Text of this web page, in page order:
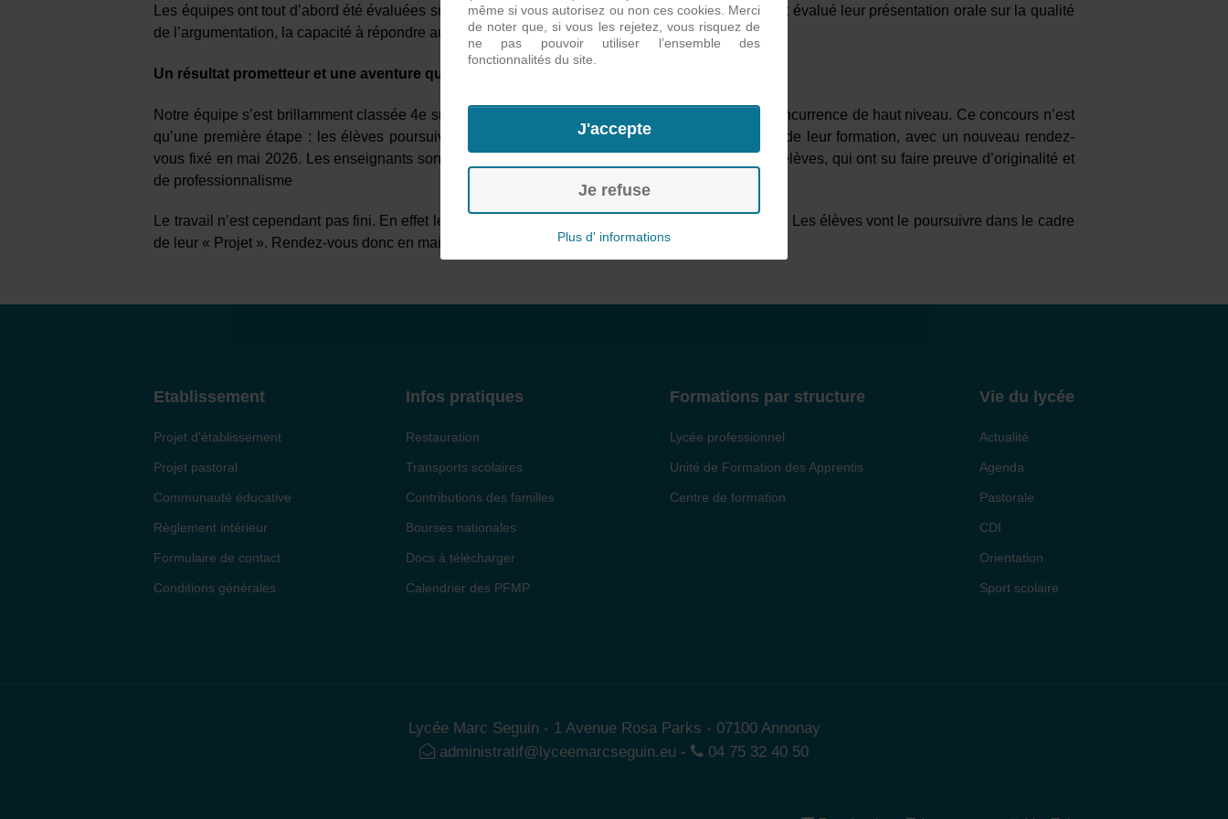
Les équipes ont tout d’abord été évaluées sur dossier écrit. Le jour J un jury de professionnels ont évalué leur présentation orale sur la qualité
de l’argumentation, la capacité à répondre aux questions, ainsi que l’harmonie des saveurs.
Un résultat prometteur et une aventure qui continue
Notre équipe s’est brillamment classée 4e sur 10, une performance encourageante face à une concurrence de haut niveau. Ce concours n’est
qu’une première étape : les élèves poursuivront le développement de leur projet dans le cadre de leur formation, avec un nouveau rendez-
vous fixé en mai 2026. Les enseignants sont fiers du travail accompli et de l’investissement des élèves, qui ont su faire preuve d’originalité et
de professionnalisme
Le travail n’est cependant pas fini. En effet le concours Innov’aliment n’est qu’une première étape. Les élèves vont le poursuivre dans le cadre
de leur « Projet ». Rendez-vous donc en mai 2026.
Etablissement
Projet d'établissement
Projet pastoral
Communauté éducative
Règlement intérieur
Formulaire de contact
Conditions générales
Infos pratiques
Restauration
Transports scolaires
Contributions des familles
Bourses nationales
Docs à télécharger
Calendrier des PFMP
Formations par structure
Lycée professionnel
Unité de Formation des Apprentis
Centre de formation
Vie du lycée
Actualité
Agenda
Pastorale
CDI
Orientation
Sport scolaire
Lycée Marc Seguin - 1 Avenue Rosa Parks - 07100 Annonay
administratif@lyceemarcseguin.eu - 04 75 32 40 50
même si vous autorisez ou non ces cookies. Merci
de noter que, si vous les rejetez, vous risquez de
ne pas pouvoir utiliser l’ensemble des
fonctionnalités du site.
J'accepte
Je refuse
Plus d' informations